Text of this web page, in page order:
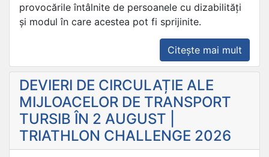
provocările întâlnite de persoanele cu dizabilități
și modul în care acestea pot fi sprijinite.
Citește mai mult
DE
DEVIERI DE CIRCULAȚIE ALE
MIJLOACELOR DE TRANSPORT
TURSIB ÎN 2 AUGUST |
TRIATHLON CHALLENGE 2026